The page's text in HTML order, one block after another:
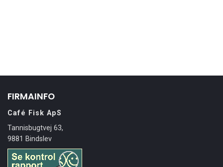
FIRMAINFO
Café Fisk ApS
Tannisbugtvej 63,
9881 Bindslev